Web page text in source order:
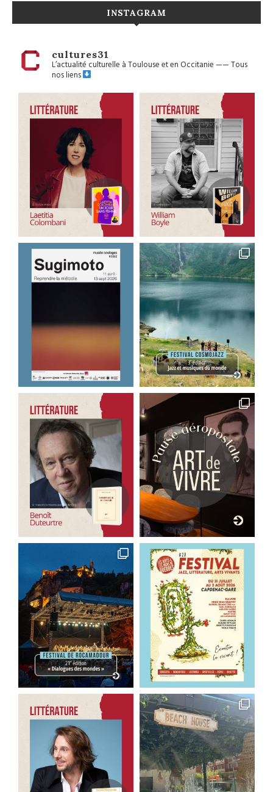
INSTAGRAM
cultures31
L’actualité culturelle à Toulouse et en Occitanie——Tous
nos liens